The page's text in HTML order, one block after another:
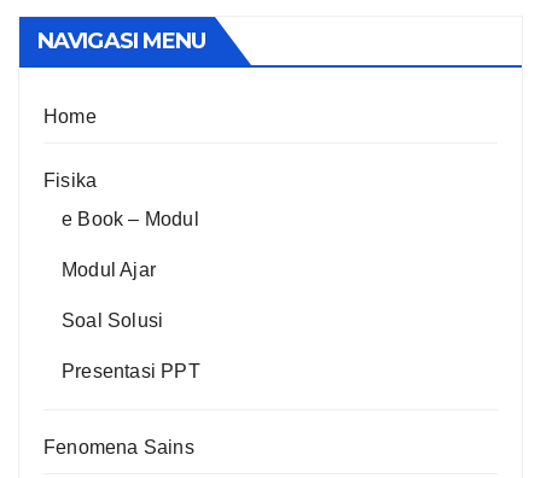
NAVIGASI MENU
Home
Fisika
e Book – Modul
Modul Ajar
Soal Solusi
Presentasi PPT
Fenomena Sains